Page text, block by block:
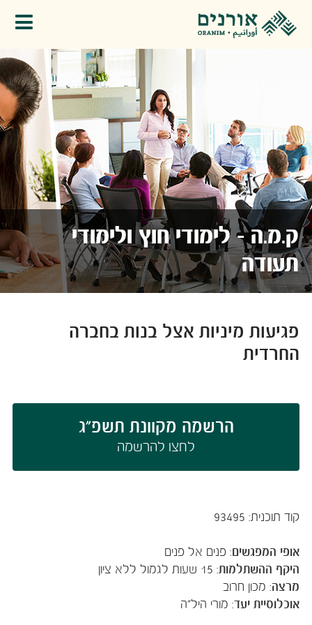
ק.מ.ה - לימודי חוץ ולימודי
תעודה
פגיעות מיניות אצל בנות בחברה
החרדית
הרשמה מקוונת תשפ"ג
לחצו להרשמה​​​​​​​​​​​
קוד תוכנית: 93495
אופי המפגשים: פנים אל פנים
היקף ההשתלמות:
15 שעות לגמול ללא ציון
מרצה:מכון חרוב
אוכלוסיית יעד:מורי היל"ה